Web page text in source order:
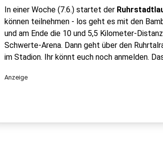
In einer Woche (7.6.) startet der
können teilnehmen - los geht es mit den
und am Ende die 10 und 5,5 Kilometer-
Schwerte-Arena. Dann geht über den
im Stadion. Ihr könnt euch noch anmelden.
Anzeige